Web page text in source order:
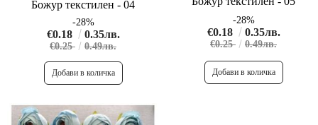
Божур текстилен - 04
-28%
€0.18 0.35лв.
€0.25 0.49лв.
-28%
€0.18 0.35лв.
€0.25 0.49лв.